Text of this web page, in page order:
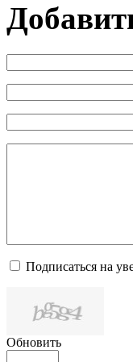
Подписаться на
Обновить